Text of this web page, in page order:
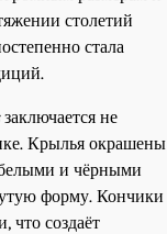
столетий
стала
заключается не
Крылья окрашены
и чёрными
форму. Кончики
что создаёт